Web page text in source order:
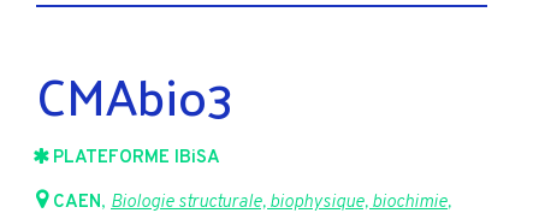
CMAbio3
PLATEFORME IBiSA
CAEN, Biologie structurale, biophysique, biochimie,